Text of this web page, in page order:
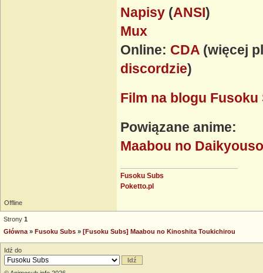
Napisy (ANSI)
Mux
Online: CDA (więcej
discordzie)
Film na blogu Fusoku
Powiązane anime:
Maabou no
Fusoku Subs
Poketto.pl
Offline
Strony 1
Główna » Fusoku Subs » [Fusoku Subs] Maabou no Kinoshita Toukichirou
Idź do